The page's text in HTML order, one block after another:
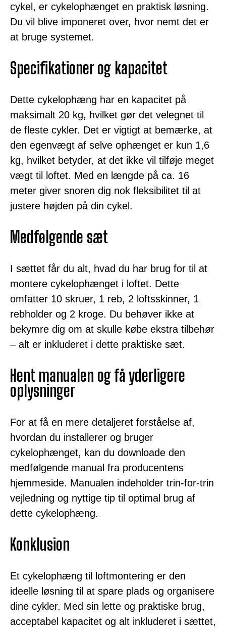
cykel, er cykelophænget en praktisk løsning.
Du vil blive imponeret over, hvor nemt det er
at bruge systemet.
Specifikationer og kapacitet
Dette cykelophæng har en kapacitet på
maksimalt 20 kg, hvilket gør det velegnet til
de fleste cykler. Det er vigtigt at bemærke, at
den egenvægt af selve ophænget er kun 1,6
kg, hvilket betyder, at det ikke vil tilføje meget
vægt til loftet. Med en længde på ca. 16
meter giver snoren dig nok fleksibilitet til at
justere højden på din cykel.
Medfølgende sæt
I sættet får du alt, hvad du har brug for til at
montere cykelophænget i loftet. Dette
omfatter 10 skruer, 1 reb, 2 loftsskinner, 1
rebholder og 2 kroge. Du behøver ikke at
bekymre dig om at skulle købe ekstra tilbehør
– alt er inkluderet i dette praktiske sæt.
Hent manualen og få yderligere
oplysninger
For at få en mere detaljeret forståelse af,
hvordan du installerer og bruger
cykelophænget, kan du downloade den
medfølgende manual fra producentens
hjemmeside. Manualen indeholder trin-for-trin
vejledning og nyttige tip til optimal brug af
dette cykelophæng.
Konklusion
Et cykelophæng til loftmontering er den
ideelle løsning til at spare plads og organisere
dine cykler. Med sin lette og praktiske brug,
acceptabel kapacitet og alt inkluderet i sættet,